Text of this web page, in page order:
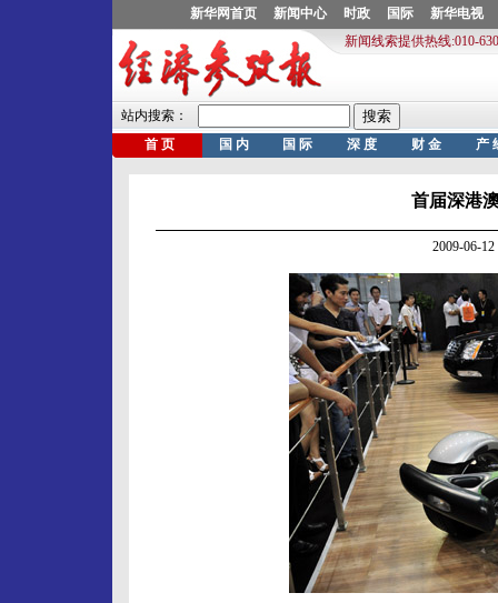
首届深港
2009-06-